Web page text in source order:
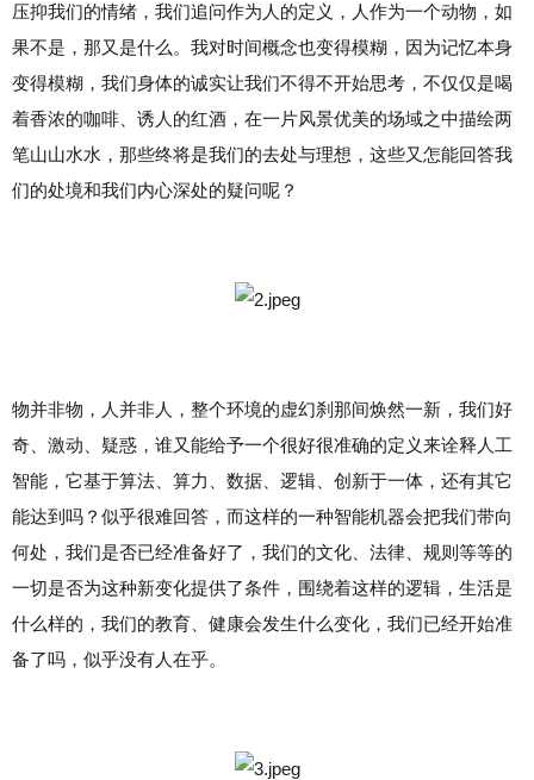
压抑我们的情绪，我们追问作为人的定义，人作为一个动物，如
果不是，那又是什么。我对时间概念也变得模糊，因为记忆本身
变得模糊，我们身体的诚实让我们不得不开始思考，不仅仅是喝
着香浓的咖啡、诱人的红酒，在一片风景优美的场域之中描绘两
笔山山水水，那些终将是我们的去处与理想，这些又怎能回答我
们的处境和我们内心深处的疑问呢？
物并非物，人并非人，整个环境的虚幻刹那间焕然一新，我们好
奇、激动、疑惑，谁又能给予一个很好很准确的定义来诠释人工
智能，它基于算法、算力、数据、逻辑、创新于一体，还有其它
能达到吗？似乎很难回答，而这样的一种智能机器会把我们带向
何处，我们是否已经准备好了，我们的文化、法律、规则等等的
一切是否为这种新变化提供了条件，围绕着这样的逻辑，生活是
什么样的，我们的教育、健康会发生什么变化，我们已经开始准
备了吗，似乎没有人在乎。